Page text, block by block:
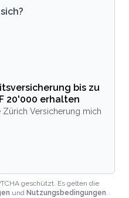
bis zu
20'000 erhalten
Zürich Versicherung mich
geschützt. Es gelten die
und Nutzungsbedingungen.